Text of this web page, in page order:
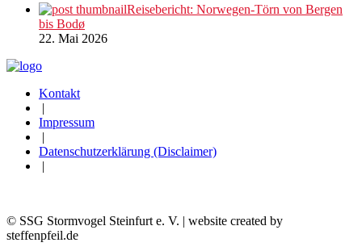
Reisebericht: Norwegen-Törn von Bergen
bis Bodø
22. Mai 2026
Kontakt
|
Impressum
|
Datenschutzerklärung (Disclaimer)
|
© SSG Stormvogel Steinfurt e. V. | website created by
steffenpfeil.de